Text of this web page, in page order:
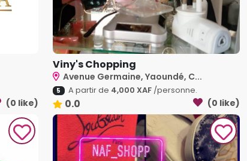
(0 like)
Viny's Chopping
Avenue Germaine, Yaoundé, C...
5 A partir de 4,000 XAF/personne.
0.0 (0 like)